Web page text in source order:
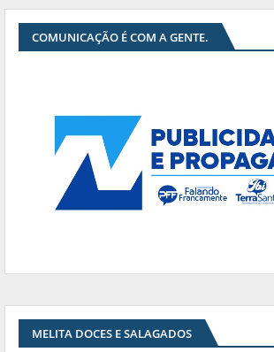
COMUNICAÇÃO É COM A GENTE.
MELITA DOCES E SALAGADOS